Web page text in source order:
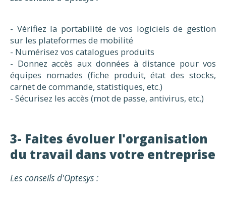
- Vérifiez la portabilité de vos logiciels de gestion
sur les plateformes de mobilité
- Numérisez vos catalogues produits
- Donnez accès aux données à distance pour vos
équipes nomades (fiche produit, état des stocks,
carnet de commande, statistiques, etc.)
- Sécurisez les accès (mot de passe, antivirus, etc.)
3- Faites évoluer l'organisation
du travail dans votre entreprise
Les conseils d'Optesys :